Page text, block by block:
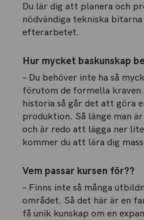
Du lär dig att planera och
nödvändiga tekniska
efterarbetet.
Hur mycket baskunskap
– Du behöver inte ha så
förutom de formella
historia så går det att göra
produktion. Så länge man
och är redo att lägga ner lite
kommer du att lära dig
Vem passar kursen för??
– Finns inte så många
området. Så det här är en
få unik kunskap om en